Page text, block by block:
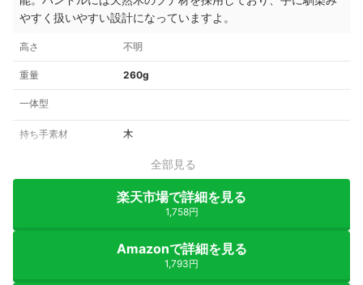
やすく扱いやすい設計になっていますよ。
高さ 不明
重量 260g
一体型
持ち手素材 木
全部見る
楽天市場で詳細を見る
1,758円
Amazonで詳細を見る
1,793円